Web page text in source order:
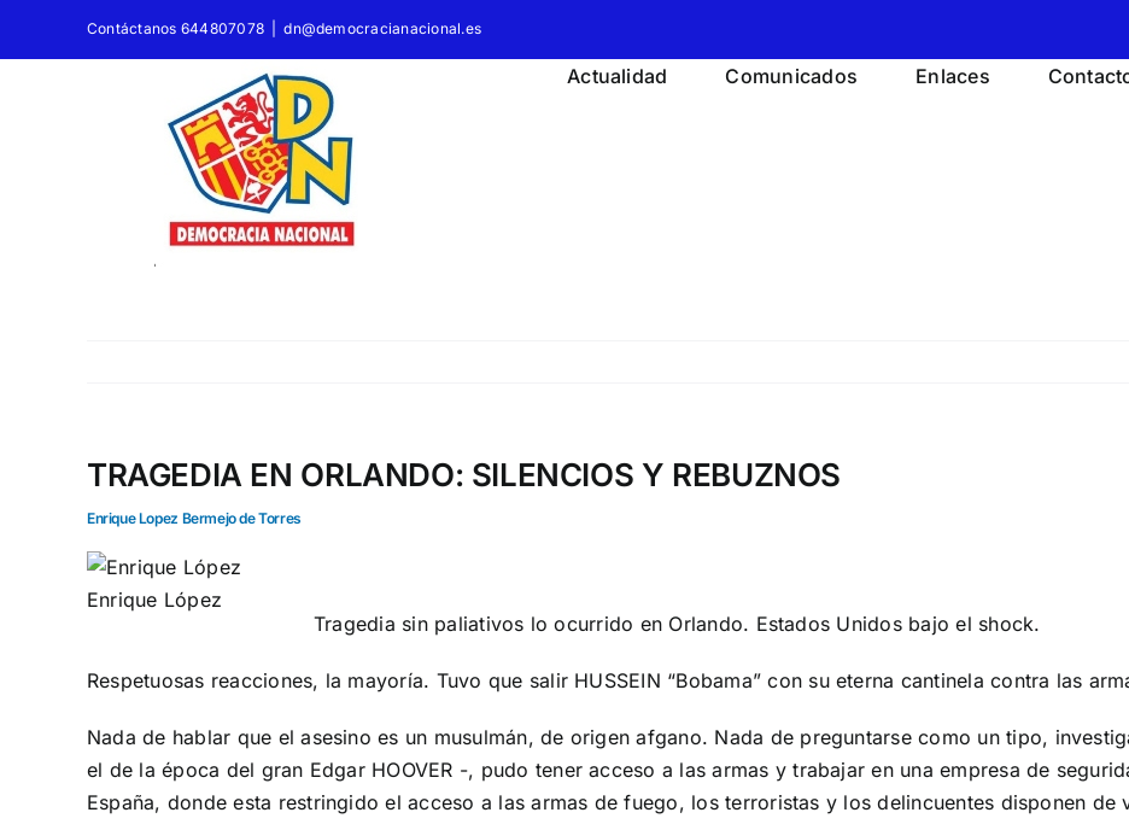
Contáctanos 644807078 dn@democracianacional.es
Actualidad Comunicados Enlaces
TRAGEDIA EN ORLANDO: SILENCIOS Y REBUZNOS
Enrique Lopez Bermejo de Torres
Enrique López
Tragedia sin paliativos lo ocurrido en Orlando. Estados Unidos bajo el shock.
Respetuosas reacciones, la mayoría. Tuvo que salir HUSSEIN “Bobama” con su eterna cantinela contra las
Nada de hablar que el asesino es un musulmán, de origen afgano. Nada de preguntarse como un tipo,
el de la época del gran Edgar HOOVER -, pudo tener acceso a las armas y trabajar en una empresa de
España, donde esta restringido el acceso a las armas de fuego, los terroristas y los delincuentes disponen de